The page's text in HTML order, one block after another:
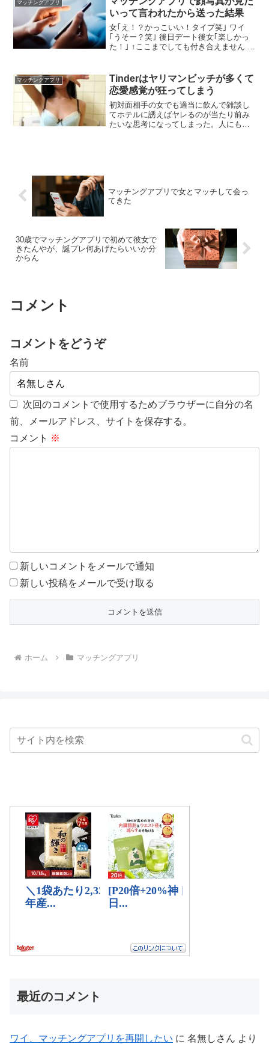
にでも誘え、酒飲みながら手を握ったり
で軽くスキンシップで感触を確かめろ
マッチングアプリ
いって言われたから送った結果
女｢え！？かっこいい！タイプ笑｣ ワイ
｢うそー？笑｣ 後日デート後女｢楽しかっ
た！｣ ↑ここまでしても付き合えません こ
ーワイも正直やりもくやけど ならええや
ん
マッチングアプリ
Tinderはヤリマンビッチが多くて
恋愛感覚が狂ってしまう
初対面相手の女でも適当に飲んで雑談し
てホテルに誘えばヤレるのが当たり前み
たいな思考になってしまった。人にもよ
マッチングアプリで女とマッチして会っ
てきた
30歳でマッチングアプリで初めて彼女で
きたんやが、誕プレ何あげたらいいか分
からん
コメント
コメントをどうぞ
名前
次回のコメントで使用するためブラウザーに自分の名
前、メールアドレス、サイトを保存する。
コメント ※
新しいコメントをメールで通知
新しい投稿をメールで受け取る
ホーム マッチングアプリ
最近のコメント
ワイ、マッチングアプリを再開したい に 名無しさん より